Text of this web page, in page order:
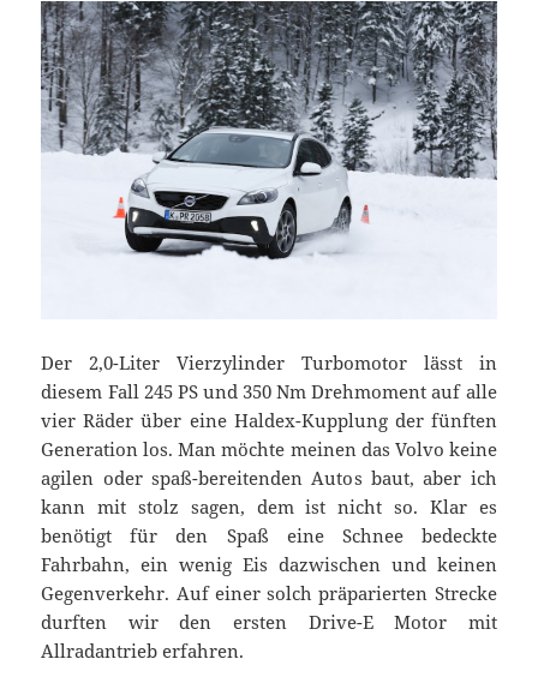
Der 2,0-Liter Vierzylinder Turbomotor lässt in
diesem Fall 245 PS und 350 Nm Drehmoment auf alle
vier Räder über eine Haldex-Kupplung der fünften
Generation los. Man möchte meinen das Volvo keine
agilen oder spaß-bereitenden Autos baut, aber ich
kann mit stolz sagen, dem ist nicht so. Klar es
benötigt für den Spaß eine Schnee bedeckte
Fahrbahn, ein wenig Eis dazwischen und keinen
Gegenverkehr. Auf einer solch präparierten Strecke
durften wir den ersten Drive-E Motor mit
Allradantrieb erfahren.